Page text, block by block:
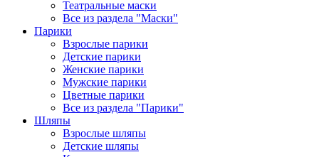
Театральные маски
Все из раздела "Маски"
Парики
Взрослые парики
Детские парики
Женские парики
Мужские парики
Цветные парики
Все из раздела "Парики"
Шляпы
Взрослые шляпы
Детские шляпы